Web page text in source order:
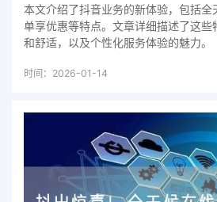
本文介绍了抖音业务的新体验，包括全
单享优惠等特点。文章详细描述了这些
和舒适，以及个性化服务体验的魅力。
时间：2026-01-14